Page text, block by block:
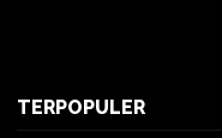
TERPOPULER